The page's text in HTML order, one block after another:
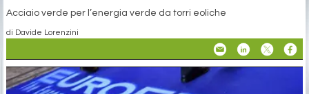
Acciaio verde per l’energia verde da torri eoliche
di Davide Lorenzini